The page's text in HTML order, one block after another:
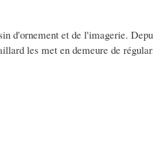
d'ornement et de l'imagerie.
les met en demeure de